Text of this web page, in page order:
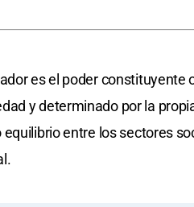
es el poder constituyente
y determinado por la
entre los sectores